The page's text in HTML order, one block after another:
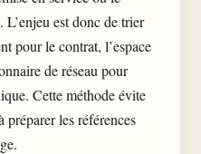
L’enjeu est donc de trier
pour le contrat, l’espace
de réseau pour
Cette méthode évite
les références